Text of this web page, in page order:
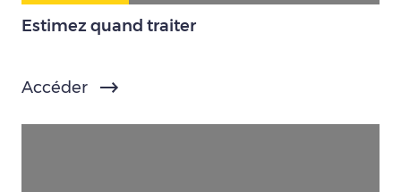
Estimez quand traiter
Accéder